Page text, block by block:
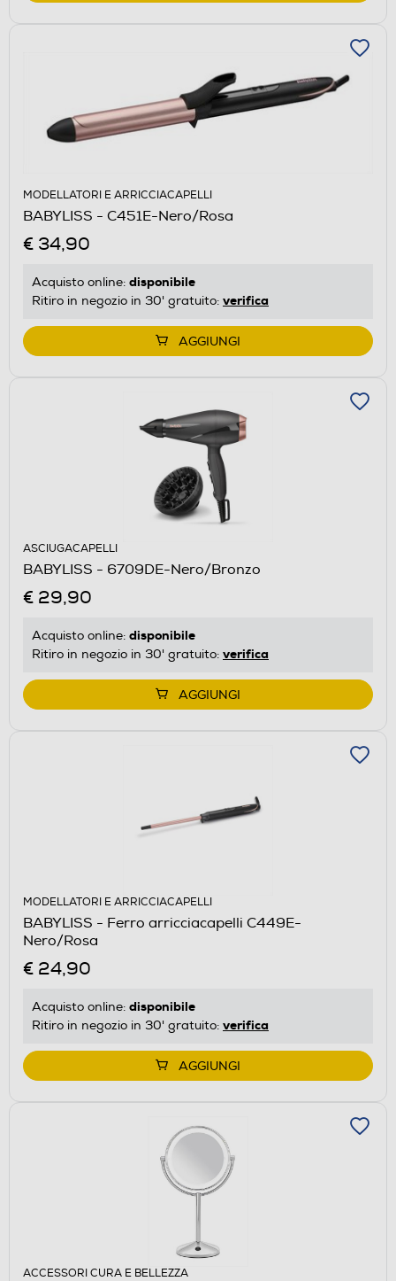
MODELLATORI E ARRICCIACAPELLI
BABYLISS - C451E-Nero/Rosa
€ 34,90
Acquisto online: disponibile
Ritiro in negozio in 30' gratuito: verifica
AGGIUNGI
ASCIUGACAPELLI
BABYLISS - 6709DE-Nero/Bronzo
€ 29,90
Acquisto online: disponibile
Ritiro in negozio in 30' gratuito: verifica
AGGIUNGI
MODELLATORI E ARRICCIACAPELLI
BABYLISS - Ferro arricciacapelli C449E-
Nero/Rosa
€ 24,90
Acquisto online: disponibile
Ritiro in negozio in 30' gratuito: verifica
AGGIUNGI
ACCESSORI CURA E BELLEZZA